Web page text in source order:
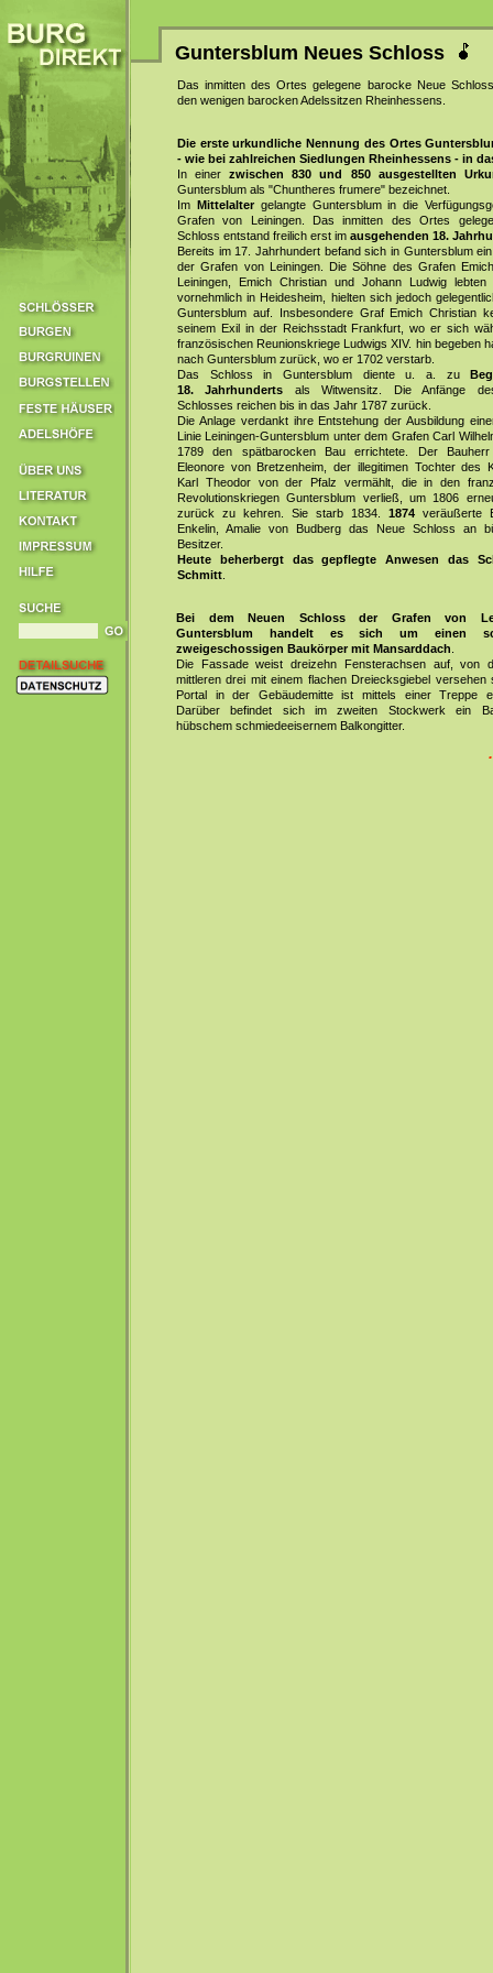
Guntersblum Neues Schloss
Das inmitten des Ortes gelegene barocke Neue
den wenigen barocken Adelssitzen Rheinhessens.
Die erste urkundliche Nennung des Ortes
- wie bei zahlreichen Siedlungen Rheinhessens - in
In einerzwischen 830 und 850 ausgestellten
Guntersblum als "Chuntheres frumere" bezeichnet.
Im Mittelaltergelangte Guntersblum in die
Grafen von Leiningen. Das inmitten des Ortes
Schloss entstand freilich erst im ausgehenden 18.
Bereits im 17. Jahrhundert befand sich in Guntersblum
der Grafen von Leiningen. Die Söhne des Grafen
Leiningen, Emich Christian und Johann Ludwig
vornehmlich in Heidesheim, hielten sich jedoch
Guntersblum auf. Insbesondere Graf Emich Christian
seinem Exil in der Reichsstadt Frankfurt, wo er sich
französischen Reunionskriege Ludwigs XIV. hin begeben
nach Guntersblum zurück, wo er 1702 verstarb.
Das Schloss in Guntersblum diente u. a. zu
18. Jahrhunderts als Witwensitz. Die Anfänge
Schlosses reichen bis in das Jahr 1787 zurück.
Die Anlage verdankt ihre Entstehung der Ausbildung
Linie Leiningen-Guntersblum unter dem Grafen Carl
1789 den spätbarocken Bau errichtete. Der
Eleonore von Bretzenheim, der illegitimen Tochter des
Karl Theodor von der Pfalz vermählt, die in den
Revolutionskriegen Guntersblum verließ, um 1806
zurück zu kehren. Sie starb 1834. 1874 veräußerte
Enkelin, Amalie von Budberg das Neue Schloss an
Besitzer.
Heute beherbergt das gepflegte Anwesen das
Schmitt
Bei dem Neuen Schloss der Grafen von
Guntersblum handelt es sich um einen
zweigeschossigen Baukörper mit Mansarddach
Die Fassade weist dreizehn Fensterachsen auf, von
mittleren drei mit einem flachen Dreiecksgiebel versehen
Portal in der Gebäudemitte ist mittels einer Treppe
Darüber befindet sich im zweiten Stockwerk ein
hübschem schmiedeeisernem Balkongitter.